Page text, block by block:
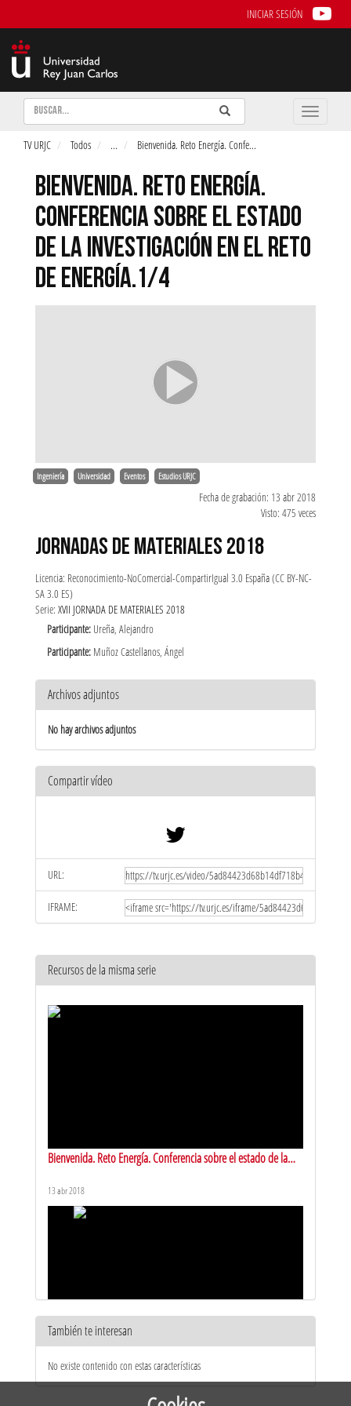
INICIAR SESIÓN
Buscar Enviar
Buscar
Toggle
TV URJC Todos ... Bienvenida. Reto Energía. Confe...
BIENVENIDA. RETO ENERGÍA.
CONFERENCIA SOBRE EL ESTADO
DE LA INVESTIGACIÓN EN EL RETO
DE ENERGÍA.1/4
Ingeniería Universidad Eventos Estudios URJC
Fecha de grabación: 13 abr 2018
Visto: 475 veces
JORNADAS DE MATERIALES 2018
Licencia: Reconocimiento-NoComercial-CompartirIgual 3.0 España (CC BY-NC-
SA 3.0 ES)
Serie: XVII JORNADA DE MATERIALES 2018
Participante: Ureña, Alejandro
Participante: Muñoz Castellanos, Ángel
Archivos adjuntos
No hay archivos adjuntos
Compartir vídeo
URL:
IFRAME:
Recursos de la misma serie
Bienvenida. Reto Energía. Conferencia sobre el estado de la
13 abr 2018
Presentación estudiantes doctorado. Reto Energía. 2/4
También te interesan
No existe contenido con estas características